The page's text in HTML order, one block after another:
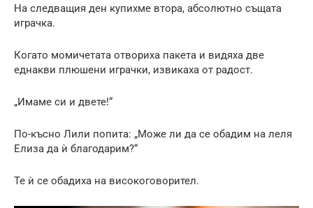
На следващия ден купихме втора, абсолютно същата
играчка.
Когато момичетата отвориха пакета и видяха две
еднакви плюшени играчки, извикаха от радост.
„Имаме си и двете!“
По-късно Лили попита: „Може ли да се обадим на леля
Елиза да ѝ благодарим?“
Те ѝ се обадиха на високоговорител.